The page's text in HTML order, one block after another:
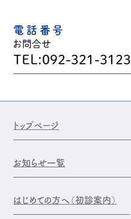
電話番号
お問合せ
TEL:092-321-3123
トップページ
お知らせ一覧
はじめての方へ（初診案内）